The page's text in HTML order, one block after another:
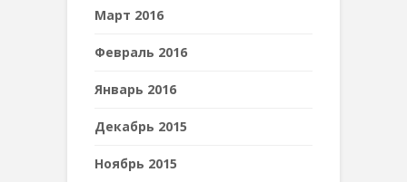
Март 2016
Февраль 2016
Январь 2016
Декабрь 2015
Ноябрь 2015